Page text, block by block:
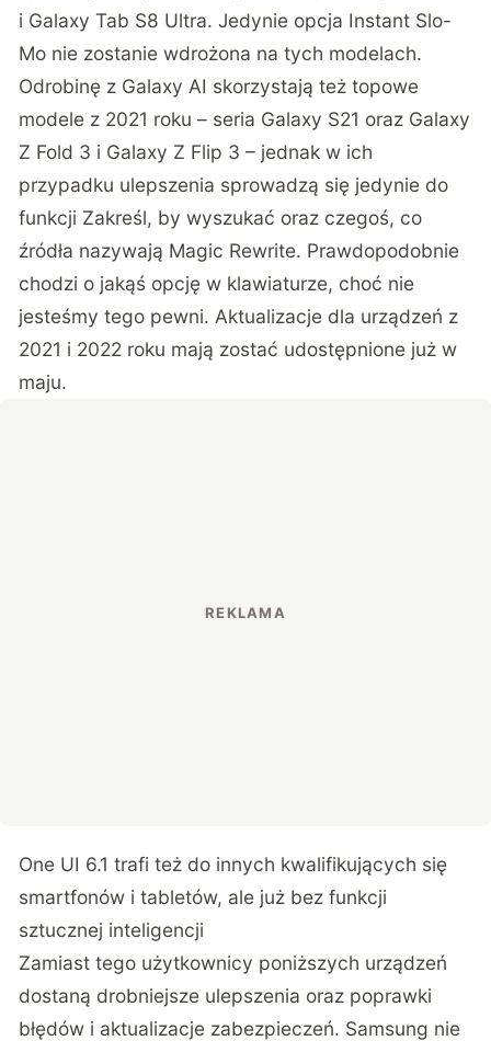
i Galaxy Tab S8 Ultra. Jedynie opcja Instant Slo-
Mo nie zostanie wdrożona na tych modelach.
Odrobinę z Galaxy AI skorzystają też topowe
modele z 2021 roku – seria Galaxy S21 oraz Galaxy
Z Fold 3 i Galaxy Z Flip 3 – jednak w ich
przypadku ulepszenia sprowadzą się jedynie do
funkcji Zakreśl, by wyszukać oraz czegoś, co
źródła nazywają Magic Rewrite. Prawdopodobnie
chodzi o jakąś opcję w klawiaturze, choć nie
jesteśmy tego pewni. Aktualizacje dla urządzeń z
2021 i 2022 roku mają zostać udostępnione już w
maju.
One UI 6.1 trafi też do innych kwalifikujących się
smartfonów i tabletów, ale już bez funkcji
sztucznej inteligencji
Zamiast tego użytkownicy poniższych urządzeń
dostaną drobniejsze ulepszenia oraz poprawki
błędów i aktualizacje zabezpieczeń. Samsung nie